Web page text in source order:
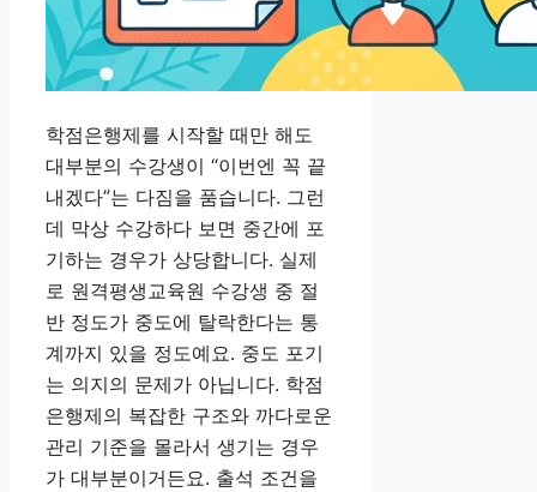
학점은행제를 시작할 때만 해도
대부분의 수강생이 “이번엔 꼭 끝
내겠다”는 다짐을 품습니다. 그런
데 막상 수강하다 보면 중간에 포
기하는 경우가 상당합니다. 실제
로 원격평생교육원 수강생 중 절
반 정도가 중도에 탈락한다는 통
계까지 있을 정도예요. 중도 포기
는 의지의 문제가 아닙니다. 학점
은행제의 복잡한 구조와 까다로운
관리 기준을 몰라서 생기는 경우
가 대부분이거든요. 출석 조건을